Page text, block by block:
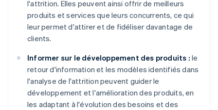
l'attrition. Elles peuvent ainsi offrir de meilleurs
produits et services que leurs concurrents, ce qui
leur permet d'attirer et de fidéliser davantage de
clients.
Informer sur le développement des produits : le
retour d'information et les modèles identifiés dans
l'analyse de l'attrition peuvent guider le
développement et l'amélioration des produits, en
les adaptant à l'évolution des besoins et des